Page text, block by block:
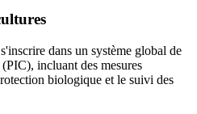
dans un système global de
incluant des mesures
biologique et le suivi des